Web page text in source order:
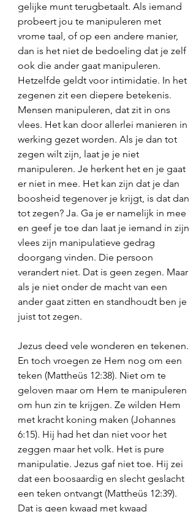
gelijke munt terugbetaalt. Als iemand
probeert jou te manipuleren met
vrome taal, of op een andere manier,
dan is het niet de bedoeling dat je zelf
ook die ander gaat manipuleren.
Hetzelfde geldt voor intimidatie. In het
zegenen zit een diepere betekenis.
Mensen manipuleren, dat zit in ons
vlees. Het kan door allerlei manieren in
werking gezet worden. Als je dan tot
zegen wilt zijn, laat je je niet
manipuleren. Je herkent het en je gaat
er niet in mee. Het kan zijn dat je dan
boosheid tegenover je krijgt, is dat dan
tot zegen? Ja. Ga je er namelijk in mee
en geef je toe dan laat je iemand in zijn
vlees zijn manipulatieve gedrag
doorgang vinden. Die persoon
verandert niet. Dat is geen zegen. Maar
als je niet onder de macht van een
ander gaat zitten en standhoudt ben je
juist tot zegen.
Jezus deed vele wonderen en tekenen.
En toch vroegen ze Hem nog om een
teken (Mattheüs 12:38). Niet om te
geloven maar om Hem te manipuleren
om hun zin te krijgen. Ze wilden Hem
met kracht koning maken (Johannes
6:15). Hij had het dan niet voor het
zeggen maar het volk. Het is pure
manipulatie. Jezus gaf niet toe. Hij zei
dat een boosaardig en slecht geslacht
een teken ontvangt (Mattheüs 12:39).
Dat is geen kwaad met kwaad